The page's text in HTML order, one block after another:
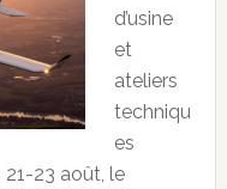
d’usine
et
ateliers
techniqu
es
23 août, le